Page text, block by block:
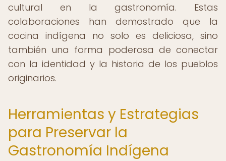
cultural en la gastronomía. Estas
colaboraciones han demostrado que la
cocina indígena no solo es deliciosa, sino
también una forma poderosa de conectar
con la identidad y la historia de los pueblos
originarios.
Herramientas y Estrategias
para Preservar la
Gastronomía Indígena